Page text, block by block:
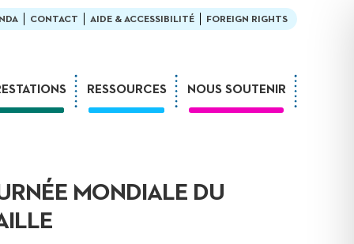
CONTACT AIDE & ACCESSIBILITÉ FOREIGN RIGHTS
Sur-mesure
Webinaires
RESSOURCES
LDQR au musée
NOUS SOUTENIR
MONDIALE DU